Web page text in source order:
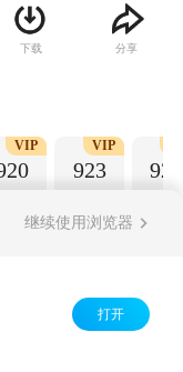
进行可疑交易。不料，
击晕，被强行灌下一种
致使身体变小。为了在
在毛利兰的家中。作为
毛利小五郎经常做的一
，便帮助毛利小五郎破
下载 分享
VIP
923
VIP
924
继续使用浏览器
打开